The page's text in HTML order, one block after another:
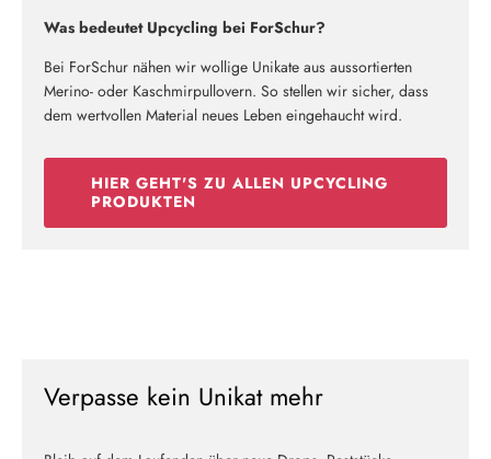
Was bedeutet Upcycling bei ForSchur?
Bei ForSchur nähen wir wollige Unikate aus aussortierten
Merino- oder Kaschmirpullovern. So stellen wir sicher, dass
dem wertvollen Material neues Leben eingehaucht wird.
HIER GEHT'S ZU ALLEN UPCYCLING
PRODUKTEN
Verpasse kein Unikat mehr